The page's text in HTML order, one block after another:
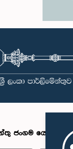
ජංගම යෙදුම